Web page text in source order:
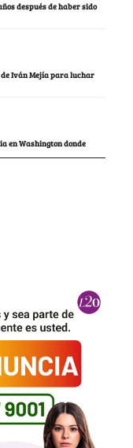
después de haber sido
Iván Mejía para luchar
en Washington donde